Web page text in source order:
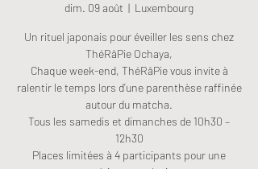
dim. 09 août
  |
Luxembourg
Un rituel japonais pour éveiller les sens chez
ThéRâPie Ochaya,
Chaque week-end, ThéRâPie vous invite à
ralentir le temps lors d’une parenthèse raffinée
autour du matcha.
Tous les samedis et dimanches de 10h30 –
12h30
Places limitées à 4 participants pour une